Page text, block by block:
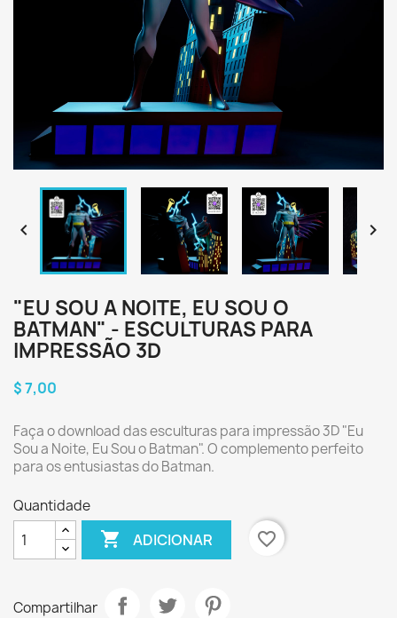
 
"EU SOU A NOITE, EU SOU O
BATMAN" - ESCULTURAS PARA
IMPRESSÃO 3D
$ 7,00
Faça o download das esculturas para impressão 3D "Eu
Sou a Noite, Eu Sou o Batman". O complemento perfeito
para os entusiastas do Batman.
Quantidade
 ADICIONAR favorite_border
Compartilhar